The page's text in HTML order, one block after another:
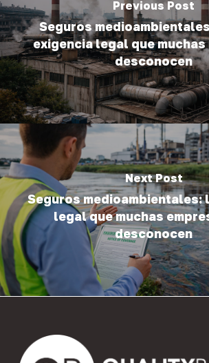
Previous Post
Seguros
exigencia legal que muchas
desconocen
Next Post
Seguros medioambientales:
legal que muchas
desconocen